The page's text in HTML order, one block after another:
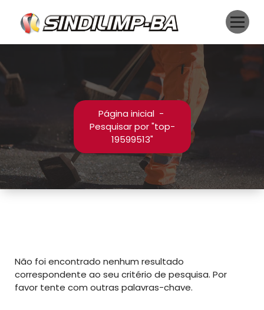
conteúdo
Página inicial-
Pesquisar por "top-
19599513"
Não foi encontrado nenhum resultado
correspondente ao seu critério de pesquisa. Por
favor tente com outras palavras-chave.